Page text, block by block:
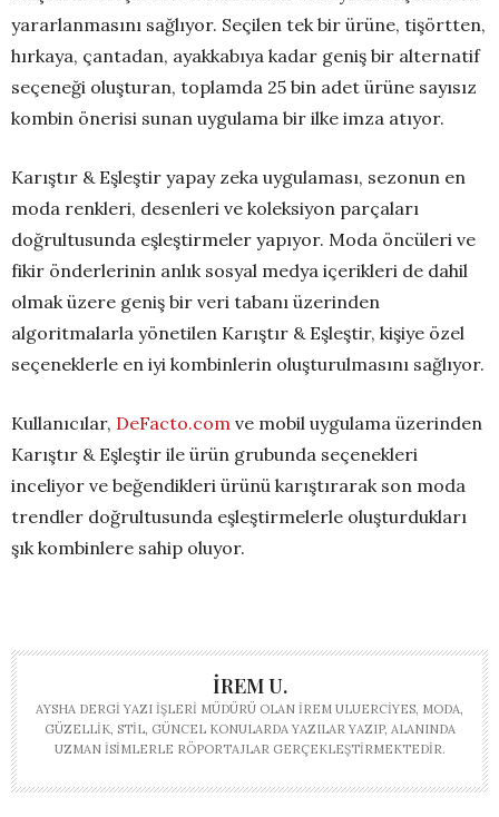
yararlanmasını sağlıyor. Seçilen tek bir ürüne, tişörtten,
hırkaya, çantadan, ayakkabıya kadar geniş bir alternatif
seçeneği oluşturan, toplamda 25 bin adet ürüne sayısız
kombin önerisi sunan uygulama bir ilke imza atıyor.
Karıştır & Eşleştir yapay zeka uygulaması, sezonun en
moda renkleri, desenleri ve koleksiyon parçaları
doğrultusunda eşleştirmeler yapıyor. Moda öncüleri ve
fikir önderlerinin anlık sosyal medya içerikleri de dahil
olmak üzere geniş bir veri tabanı üzerinden
algoritmalarla yönetilen Karıştır & Eşleştir, kişiye özel
seçeneklerle en iyi kombinlerin oluşturulmasını sağlıyor.
Kullanıcılar, DeFacto.com ve mobil uygulama üzerinden
Karıştır & Eşleştir ile ürün grubunda seçenekleri
inceliyor ve beğendikleri ürünü karıştırarak son moda
trendler doğrultusunda eşleştirmelerle oluşturdukları
şık kombinlere sahip oluyor.
İREM U.
AYSHA DERGI YAZI İŞLERI MÜDÜRÜ OLAN İREM ULUERCIYES, MODA,
GÜZELLIK, STIL, GÜNCEL KONULARDA YAZILAR YAZIP, ALANINDA
UZMAN ISIMLERLE RÖPORTAJLAR GERÇEKLEŞTIRMEKTEDIR.